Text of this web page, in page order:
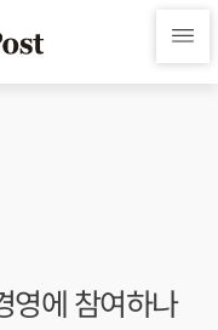
영에 참여하나